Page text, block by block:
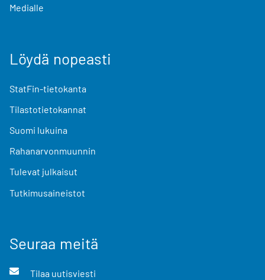
Medialle
Löydä nopeasti
StatFin-tietokanta
Tilastotietokannat
Suomi lukuina
Rahanarvonmuunnin
Tulevat julkaisut
Tutkimusaineistot
Seuraa meitä
Tilaa uutisviesti